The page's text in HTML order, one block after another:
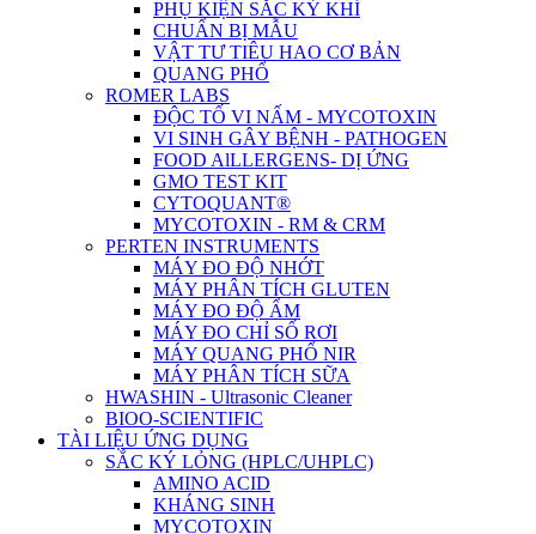
PHỤ KIỆN SẮC KÝ KHÍ
CHUẨN BỊ MẪU
VẬT TƯ TIÊU HAO CƠ BẢN
QUANG PHỔ
ROMER LABS
ĐỘC TỐ VI NẤM - MYCOTOXIN
VI SINH GÂY BỆNH - PATHOGEN
FOOD AlLLERGENS- DỊ ỨNG
GMO TEST KIT
CYTOQUANT®
MYCOTOXIN - RM & CRM
PERTEN INSTRUMENTS
MÁY ĐO ĐỘ NHỚT
MÁY PHÂN TÍCH GLUTEN
MÁY ĐO ĐỘ ẨM
MÁY ĐO CHỈ SỐ RƠI
MÁY QUANG PHỔ NIR
MÁY PHÂN TÍCH SỮA
HWASHIN - Ultrasonic Cleaner
BIOO-SCIENTIFIC
TÀI LIỆU ỨNG DỤNG
SẮC KÝ LỎNG (HPLC/UHPLC)
AMINO ACID
KHÁNG SINH
MYCOTOXIN